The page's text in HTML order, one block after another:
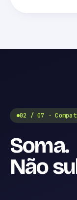
02 / 07 ·
Soma.
Não